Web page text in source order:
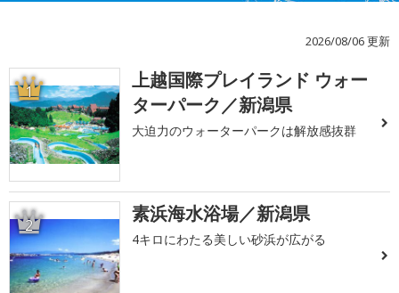
2026/08/06 更新
1
上越国際プレイランド ウォー
ターパーク／新潟県
大迫力のウォーターパークは解放感抜群
2 素浜海水浴場／新潟県
4キロにわたる美しい砂浜が広がる